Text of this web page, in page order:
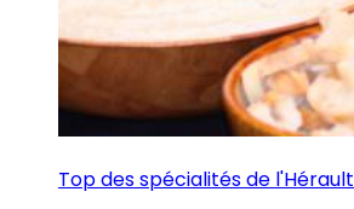
Top des spécialités de l'Hérault